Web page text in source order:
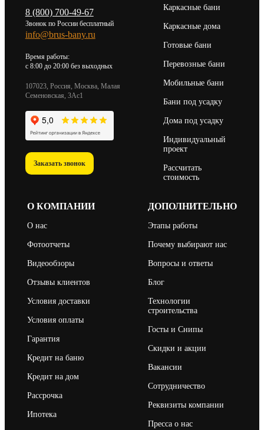
8 (800) 700-49-67
Звонок по России бесплатный
info@brus-bany.ru
Время работы:
c 8:00 до 20:00 без выходных
107023, Россия, Москва, Малая
Семеновская, 3Ас1
Заказать звонок
Каркасные бани
Каркасные дома
Готовые бани
Перевозные бани
Мобильные бани
Бани под усадку
Дома под усадку
Индивидуальный
проект
Рассчитать
стоимость
О КОМПАНИИ
О нас
Фотоотчеты
Видеообзоры
Отзывы клиентов
Условия доставки
Условия оплаты
Гарантия
Кредит на баню
Кредит на дом
Рассрочка
Ипотека
ДОПОЛНИТЕЛЬНО
Этапы работы
Почему выбирают нас
Вопросы и ответы
Блог
Технологии
строительства
Госты и Снипы
Скидки и акции
Вакансии
Сотрудничество
Реквизиты компании
Пресса о нас